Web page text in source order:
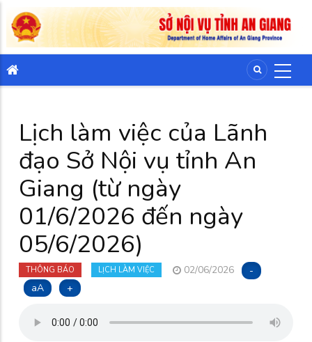
Lịch làm việc của Lãnh
đạo Sở Nội vụ tỉnh An
Giang (từ ngày
01/6/2026 đến ngày
05/6/2026)
THÔNG BÁO LỊCH LÀM VIỆC 02/06/2026
-
aA
+